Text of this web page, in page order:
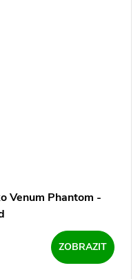
Venum Phantom -
ZOBRAZIT